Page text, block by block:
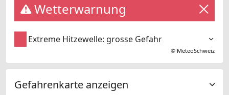
Wetterwarnung
Extreme Hitzewelle: grosse Gefahr
© MeteoSchweiz
Gefahrenkarte anzeigen